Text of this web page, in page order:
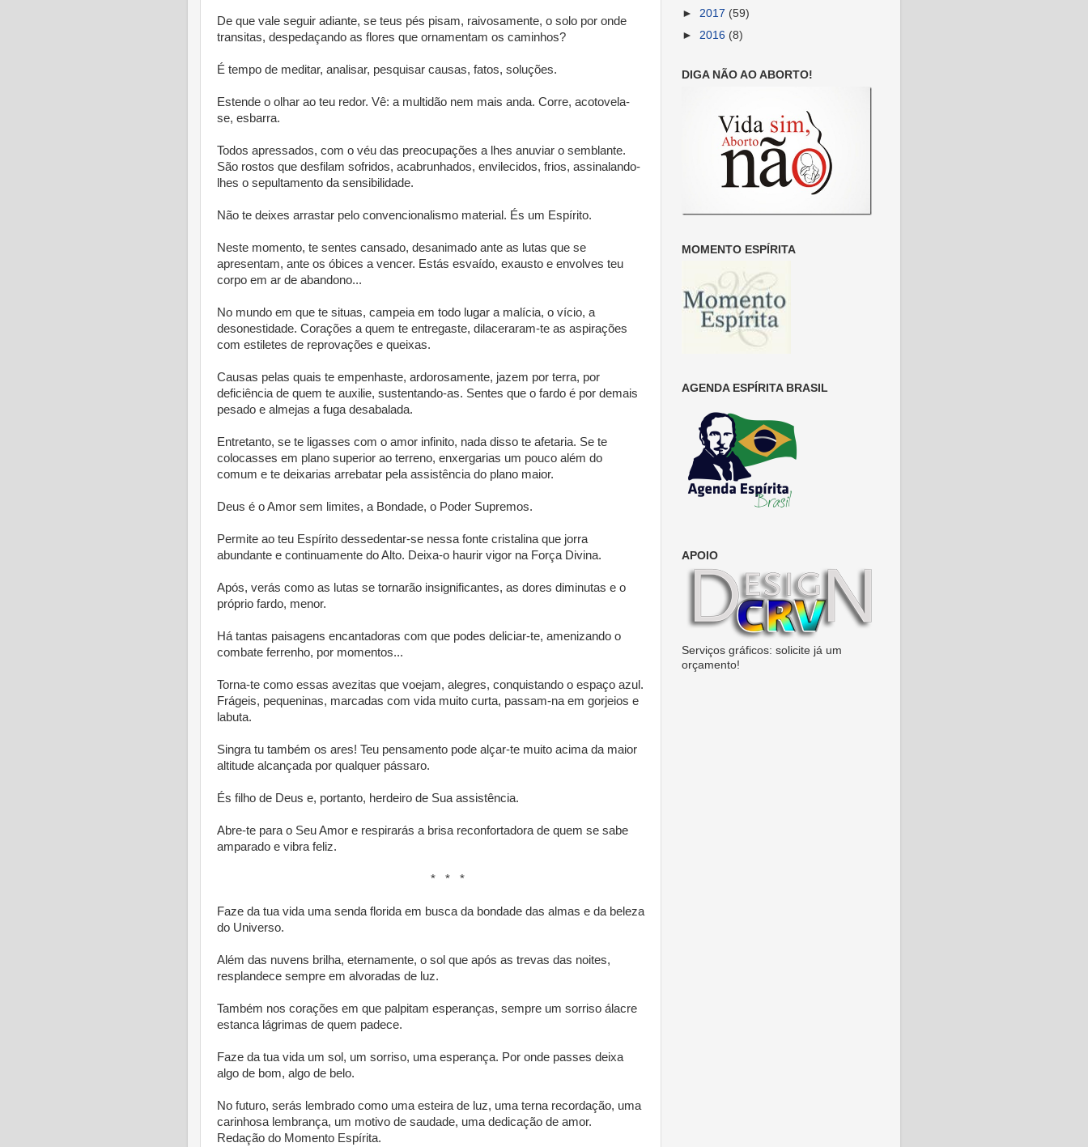
De que vale seguir adiante, se teus pés pisam, raivosamente, o solo por onde
transitas, despedaçando as flores que ornamentam os caminhos?
É tempo de meditar, analisar, pesquisar causas, fatos, soluções.
Estende o olhar ao teu redor. Vê: a multidão nem mais anda. Corre, acotovela-
se, esbarra.
Todos apressados, com o véu das preocupações a lhes anuviar o semblante.
São rostos que desfilam sofridos, acabrunhados, envilecidos, frios, assinalando-
lhes o sepultamento da sensibilidade.
Não te deixes arrastar pelo convencionalismo material. És um Espírito.
Neste momento, te sentes cansado, desanimado ante as lutas que se
apresentam, ante os óbices a vencer. Estás esvaído, exausto e envolves teu
corpo em ar de abandono...
No mundo em que te situas, campeia em todo lugar a malícia, o vício, a
desonestidade. Corações a quem te entregaste, dilaceraram-te as aspirações
com estiletes de reprovações e queixas.
Causas pelas quais te empenhaste, ardorosamente, jazem por terra, por
deficiência de quem te auxilie, sustentando-as. Sentes que o fardo é por demais
pesado e almejas a fuga desabalada.
Entretanto, se te ligasses com o amor infinito, nada disso te afetaria. Se te
colocasses em plano superior ao terreno, enxergarias um pouco além do
comum e te deixarias arrebatar pela assistência do plano maior.
Deus é o Amor sem limites, a Bondade, o Poder Supremos.
Permite ao teu Espírito dessedentar-se nessa fonte cristalina que jorra
abundante e continuamente do Alto. Deixa-o haurir vigor na Força Divina.
Após, verás como as lutas se tornarão insignificantes, as dores diminutas e o
próprio fardo, menor.
Há tantas paisagens encantadoras com que podes deliciar-te, amenizando o
combate ferrenho, por momentos...
Torna-te como essas avezitas que voejam, alegres, conquistando o espaço azul.
Frágeis, pequeninas, marcadas com vida muito curta, passam-na em gorjeios e
labuta.
Singra tu também os ares! Teu pensamento pode alçar-te muito acima da maior
altitude alcançada por qualquer pássaro.
És filho de Deus e, portanto, herdeiro de Sua assistência.
Abre-te para o Seu Amor e respirarás a brisa reconfortadora de quem se sabe
amparado e vibra feliz.
* * *
Faze da tua vida uma senda florida em busca da bondade das almas e da beleza
do Universo.
Além das nuvens brilha, eternamente, o sol que após as trevas das noites,
resplandece sempre em alvoradas de luz.
Também nos corações em que palpitam esperanças, sempre um sorriso álacre
estanca lágrimas de quem padece.
Faze da tua vida um sol, um sorriso, uma esperança. Por onde passes deixa
algo de bom, algo de belo.
No futuro, serás lembrado como uma esteira de luz, uma terna recordação, uma
carinhosa lembrança, um motivo de saudade, uma dedicação de amor.
Redação do Momento Espírita.
► 2017 (59)
► 2016 (8)
DIGA NÃO AO ABORTO!
MOMENTO ESPÍRITA
AGENDA ESPÍRITA BRASIL
APOIO
Serviços gráficos: solicite já um
orçamento!